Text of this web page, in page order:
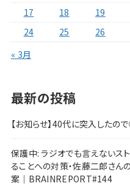
17
18 19
24
25 26
« 3月
最新の投稿
【お知らせ】40代に突入した
保護中: ラジオでも言えないス
ることへの対策・佐藤二郎さん
案｜BRAINREPORT#144